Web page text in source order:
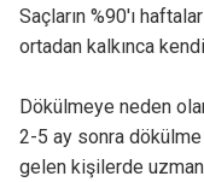
Saçların %90'ı
ortadan kalkınca
Dökülmeye neden
2-5 ay sonra
gelen kişilerde